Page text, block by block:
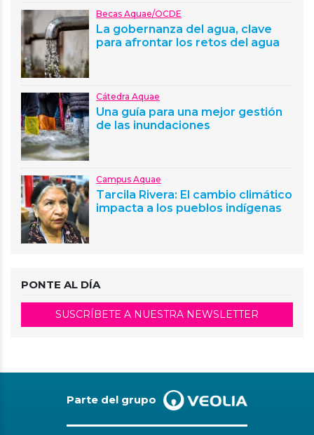
Becas Aquae/OCDE
La gobernanza del agua, clave
para afrontar los retos del agua
Cátedra Aquae
Una guía para una mejor gestión
de las inundaciones
Campus Aquae
Tarcila Rivera: El cambio climático
impacta a los pueblos indígenas
PONTE AL DÍA
SUSCRÍBETE A NUESTRA NEWSLETTER
Parte del grupo